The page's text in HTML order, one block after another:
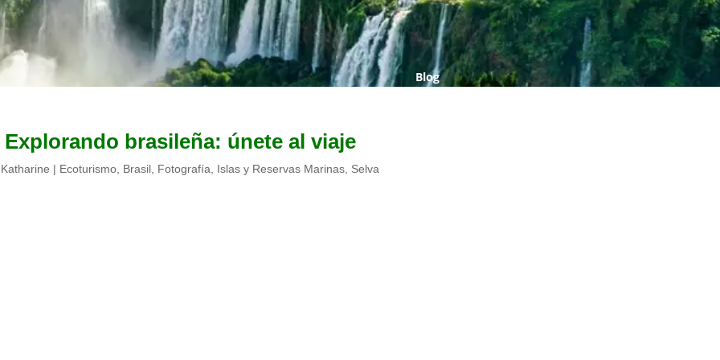
Blog
Explorando brasileña: únete al viaje
Katharine | Ecoturismo, Brasil, Fotografía, Islas y Reservas Marinas, Selva